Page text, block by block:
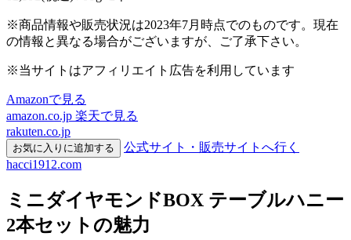
※商品情報や販売状況は2023年7月時点でのものです。現在
の情報と異なる場合がございますが、ご了承下さい。
※当サイトはアフィリエイト広告を利用しています
Amazonで見る
amazon.co.jp 楽天で見る
rakuten.co.jp
お気に入りに追加する
公式サイト・販売サイトへ行く
hacci1912.com
ミニダイヤモンドBOX テーブルハニー
2本セットの魅力